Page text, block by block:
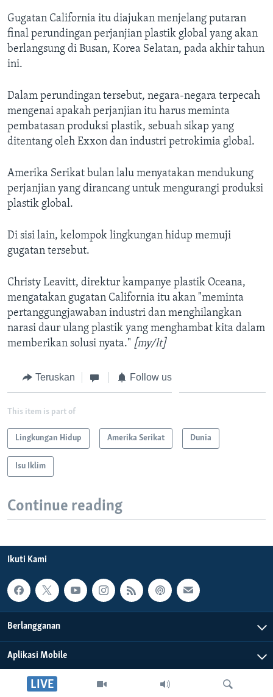
LIVE
Gugatan California itu diajukan menjelang putaran
final perundingan perjanjian plastik global yang akan
berlangsung di Busan, Korea Selatan, pada akhir tahun
ini.
Dalam perundingan tersebut, negara-negara terpecah
mengenai apakah perjanjian itu harus meminta
pembatasan produksi plastik, sebuah sikap yang
ditentang oleh Exxon dan industri petrokimia global.
Amerika Serikat bulan lalu menyatakan mendukung
perjanjian yang dirancang untuk mengurangi produksi
plastik global.
Di sisi lain, kelompok lingkungan hidup memuji
gugatan tersebut.
Christy Leavitt, direktur kampanye plastik Oceana,
mengatakan gugatan California itu akan "meminta
pertanggungjawaban industri dan menghilangkan
narasi daur ulang plastik yang menghambat kita dalam
memberikan solusi nyata." [my/lt]
Teruskan Follow us
This item is part of
Lingkungan Hidup Amerika Serikat Dunia
Isu Iklim
Continue reading
Ikuti Kami
Berlangganan
Aplikasi Mobile
Tentang Kami